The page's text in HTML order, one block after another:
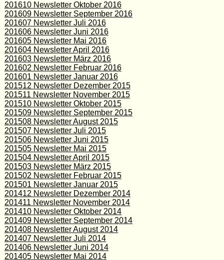
201610 Newsletter Oktober 2016
201609 Newsletter September 2016
201607 Newsletter Juli 2016
201606 Newsletter Juni 2016
201605 Newsletter Mai 2016
201604 Newsletter April 2016
201603 Newsletter März 2016
201602 Newsletter Februar 2016
201601 Newsletter Januar 2016
201512 Newsletter Dezember 2015
201511 Newsletter November 2015
201510 Newsletter Oktober 2015
201509 Newsletter September 2015
201508 Newsletter August 2015
201507 Newsletter Juli 2015
201506 Newsletter Juni 2015
201505 Newsletter Mai 2015
201504 Newsletter April 2015
201503 Newsletter März 2015
201502 Newsletter Februar 2015
201501 Newsletter Januar 2015
201412 Newsletter Dezember 2014
201411 Newsletter November 2014
201410 Newsletter Oktober 2014
201409 Newsletter September 2014
201408 Newsletter August 2014
201407 Newsletter Juli 2014
201406 Newsletter Juni 2014
201405 Newsletter Mai 2014